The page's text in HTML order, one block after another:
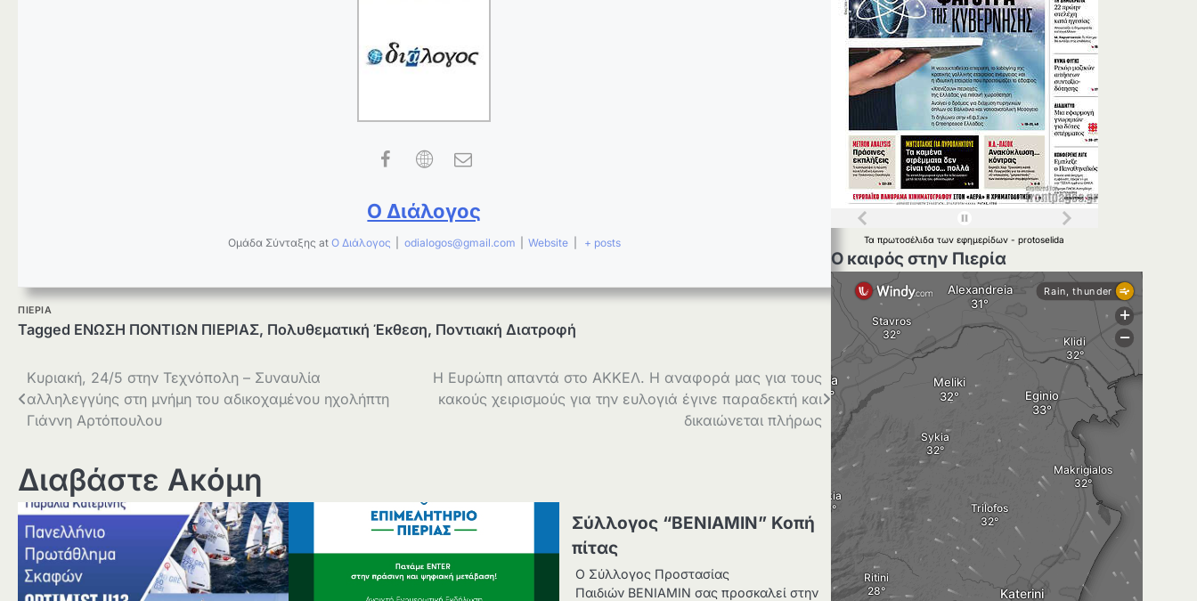
Ο Διάλογος
Ομάδα Σύνταξης at Ο Διάλογος odialogos@gmail.com Website + posts
ΠΙΕΡΙΑ
Tagged ΕΝΩΣΗ ΠΟΝΤΙΩΝ ΠΙΕΡΙΑΣ, Πολυθεματική Έκθεση, Ποντιακή Διατροφή
Πλοήγηση
άρθρων
Κυριακή, 24/5 στην Τεχνόπολη – Συναυλία
αλληλεγγύης στη μνήμη του αδικοχαμένου ηχολήπτη
Γιάννη Αρτόπουλου
Η Ευρώπη απαντά στο ΑΚΚΕΛ. Η αναφορά μας για τους
κακούς χειρισμούς για την ευλογιά έγινε παραδεκτή και
δικαιώνεται πλήρως
Διαβάστε Ακόμη
Σύλλογος “ΒΕΝΙΑΜΙΝ” Κοπή
πίτας
Ο Σύλλογος Προστασίας
Παιδιών ΒΕΝΙΑΜΙΝ σας προσκαλεί στην
Ταπρωτοσέλιδατωνεφημερίδων-protoselida
Ο καιρός στην Πιερία